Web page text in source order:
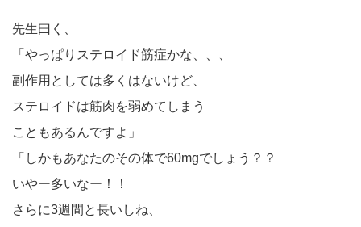
先生曰く、
「やっぱりステロイド筋症かな、、、
副作用としては多くはないけど、
ステロイドは筋肉を弱めてしまう
こともあるんですよ」
「しかもあなたのその体で60mgでしょう？？
いやー多いなー！！
さらに3週間と長いしね、